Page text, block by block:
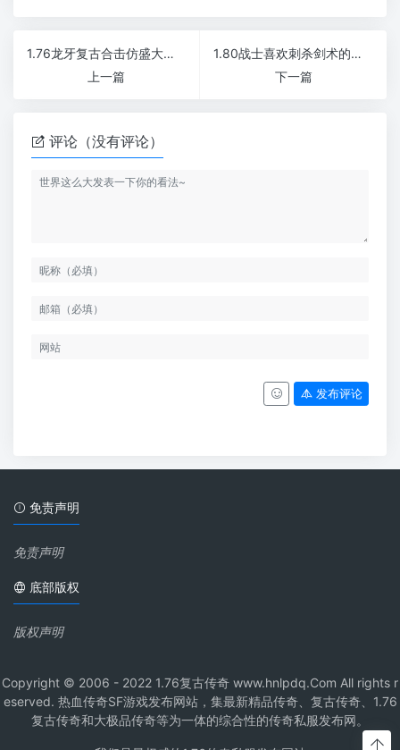
1.76龙牙复古合击仿盛大传奇三职业
上一篇
1.80战士喜欢刺杀剑术的原因是什么
下一篇
评论（没有评论）
发布评论
免责声明
免责声明
底部版权
版权声明
Copyright © 2006 - 2022 1.76复古传奇 www.hnlpdq.Com All rights r
eserved. 热血传奇SF游戏发布网站，集最新精品传奇、复古传奇、1.76
复古传奇和大极品传奇等为一体的综合性的传奇私服发布网。